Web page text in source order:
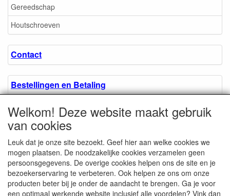
Gereedschap
Houtschroeven
Contact
Bestellingen en Betaling
Algemene voorwaarden
Over ons.
Privacyverklaring
Welkom! Deze website maakt gebruik
van cookies
Leuk dat je onze site bezoekt. Geef hier aan welke cookies we
mogen plaatsen. De noodzakelijke cookies verzamelen geen
persoonsgegevens. De overige cookies helpen ons de site en je
bezoekerservaring te verbeteren. Ook helpen ze ons om onze
producten beter bij je onder de aandacht te brengen. Ga je voor
een optimaal werkende website inclusief alle voordelen? Vink dan